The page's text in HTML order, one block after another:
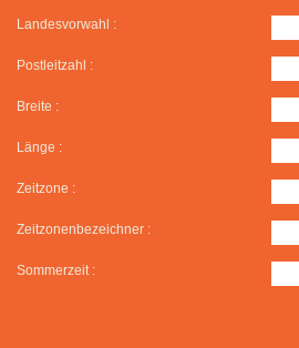
Landesvorwahl :
Postleitzahl :
Breite :
Länge :
Zeitzone :
Zeitzonenbezeichner :
Sommerzeit :